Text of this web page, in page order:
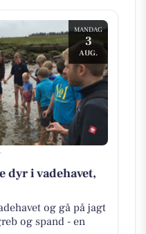
MANDAG
3
AUG.
dyr i vadehavet,
og gå på jagt
og spand - en